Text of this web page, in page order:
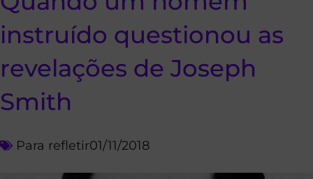
instruído questionou as
revelações de Joseph
Smith
Para refletir01/11/2018